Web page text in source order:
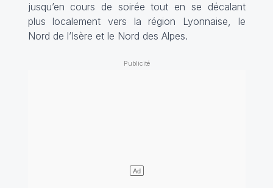
jusqu’en cours de soirée tout en se décalant
plus localement vers la région Lyonnaise, le
Nord de l’Isère et le Nord des Alpes.